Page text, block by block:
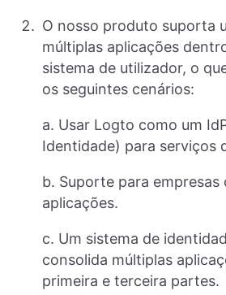
O nosso produto suporta
múltiplas aplicações
sistema de utilizador, o
os seguintes cenários:
a. Usar Logto como um
Identidade) para serviços
b. Suporte para empresas
aplicações.
c. Um sistema de
consolida múltiplas
primeira e terceira partes.